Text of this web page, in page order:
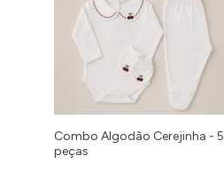
Combo Algodão Cerejinha - 5
peças